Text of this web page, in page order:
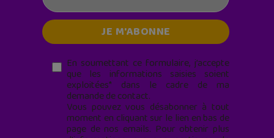
En soumettant ce formulaire, j’accepte
que les informations saisies soient
exploitées* dans le cadre de ma
demande de contact.
Vous pouvez vous désabonner à tout
moment en cliquant sur le lien en bas de
page de nos emails. Pour obtenir plus